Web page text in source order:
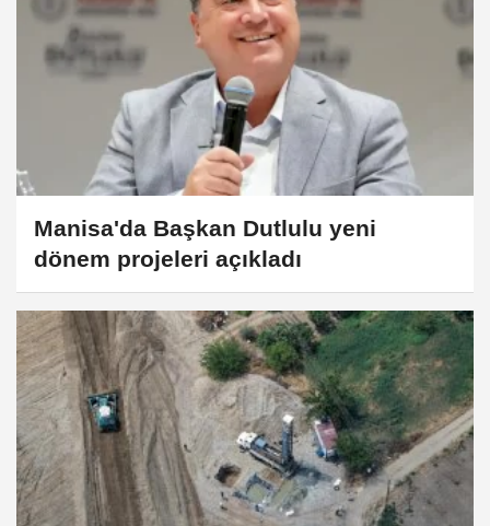
Manisa'da Başkan Dutlulu yeni
dönem projeleri açıkladı